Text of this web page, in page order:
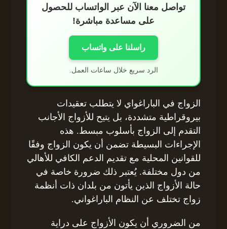
تواصل معنا الآن عبر الواتساب للحصول
على مساعدة مباشرة!
راسلنا على واتساب
الرد سريع خلال ساعات العمل.
الزواج في الباراغواي لا يتطلب تعقيدات
بيروقراطية متشددة، بل يتيح للأزواج الأجانب
التقدم إلى الزواج بأسلوب مبسط. هذه
الإجراءات البسيطة تضمن أن يكون الزواج وفقًا
للقوانين المحلية مع تقديم الدعم الكافي للأهالي
من دول مختلفة. يُعتبر ذلك ضرورة خاصة في
حالة الأزواج الذين يأتون من بلدان ذات أنظمة
زواج تختلف عن النظام الباراغواني.
من الضروري أن يكون الأزواج على دراية